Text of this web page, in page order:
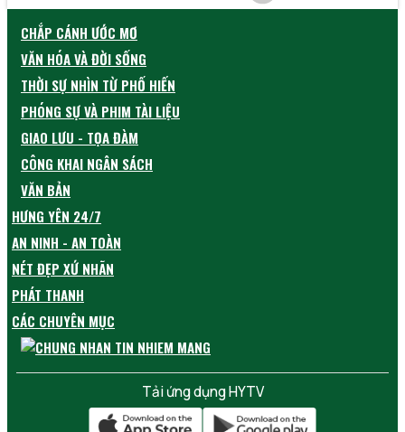
CHẮP CÁNH ƯỚC MƠ
VĂN HÓA VÀ ĐỜI SỐNG
THỜI SỰ NHÌN TỪ PHỐ HIẾN
PHÓNG SỰ VÀ PHIM TÀI LIỆU
GIAO LƯU - TỌA ĐÀM
CÔNG KHAI NGÂN SÁCH
VĂN BẢN
HƯNG YÊN 24/7
AN NINH - AN TOÀN
NÉT ĐẸP XỨ NHÃN
PHÁT THANH
CÁC CHUYÊN MỤC
Tải ứng dụng HYTV